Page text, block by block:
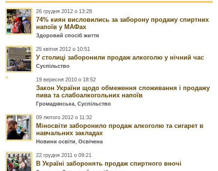
26 грудня 2012 о 13:28
74% киян висловились за заборону продажу спиртних
напоїв у МАФах
Здоровий спосіб життя
25 квітня 2012 о 10:51
У столиці заборонили продаж алкоголю у нічний час
Суспільство
19 вересня 2010 о 18:52
Закон України щодо обмеження споживання і продажу
пива та слабоалкогольних напоїв
Громадянська ,Суспільство
09 лютого 2012 о 11:32
Міносвіти заборонило продаж алкоголю та сигарет в
навчальних закладах
Новини освіти ,Освічена
22 грудня 2011 о 09:21
В Україні заборонять продаж спиртного вночі